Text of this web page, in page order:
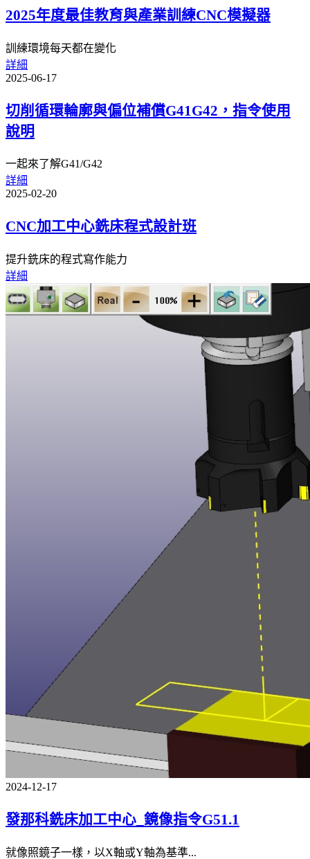
2025年度最佳教育與產業訓練CNC模擬器
訓練環境每天都在變化
詳細
2025-06-17
切削循環輪廓與偏位補償G41G42，指令使用
說明
一起來了解G41/G42
詳細
2025-02-20
CNC加工中心銑床程式設計班
提升銑床的程式寫作能力
詳細
2024-12-17
發那科銑床加工中心_鏡像指令G51.1
就像照鏡子一樣，以X軸或Y軸為基準...